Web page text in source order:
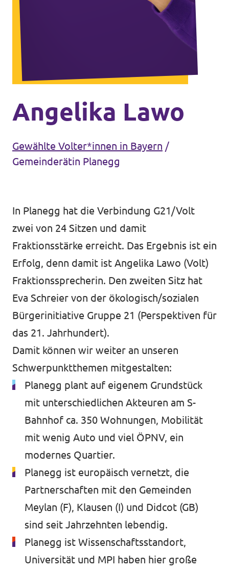
Unsere Events
Mache bei uns mit!
Deine Spende für Volt!
In Bayern vor Ort
Transparenz
Datenschutz
Impressum
Angelika Lawo
Gewählte Volter*innen in Bayern /
Gemeinderätin Planegg
In Planegg hat die Verbindung G21/Volt
zwei von 24 Sitzen und damit
Fraktionsstärke erreicht. Das Ergebnis ist ein
Erfolg, denn damit ist Angelika Lawo (Volt)
Fraktionssprecherin. Den zweiten Sitz hat
Eva Schreier von der ökologisch/sozialen
Bürgerinitiative Gruppe 21 (Perspektiven für
das 21. Jahrhundert).
Damit können wir weiter an unseren
Schwerpunktthemen mitgestalten:
Planegg plant auf eigenem Grundstück
mit unterschiedlichen Akteuren am S-
Bahnhof ca. 350 Wohnungen, Mobilität
mit wenig Auto und viel ÖPNV, ein
modernes Quartier.
Planegg ist europäisch vernetzt, die
Partnerschaften mit den Gemeinden
Meylan (F), Klausen (I) und Didcot (GB)
sind seit Jahrzehnten lebendig.
Planegg ist Wissenschaftsstandort,
Universität und MPI haben hier große